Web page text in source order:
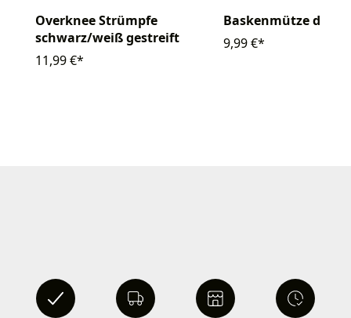
Overknee Strümpfe
schwarz/weiß gestreift
11,99 €*
Baskenmütze de
9,99 €*